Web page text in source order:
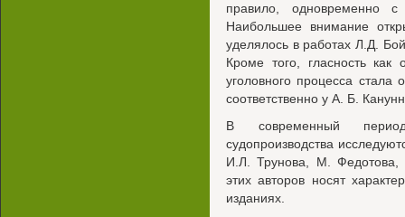
правило, одновременно с
Наибольшее внимание
уделялось в работах Л.Д.
Кроме того, гласность
уголовного процесса стала
соответственно у А. Б.
В современный
судопроизводства
И.Л. Трунова, М. Федотова,
этих авторов носят
изданиях.